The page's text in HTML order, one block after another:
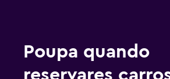
Poupa quando
reservares